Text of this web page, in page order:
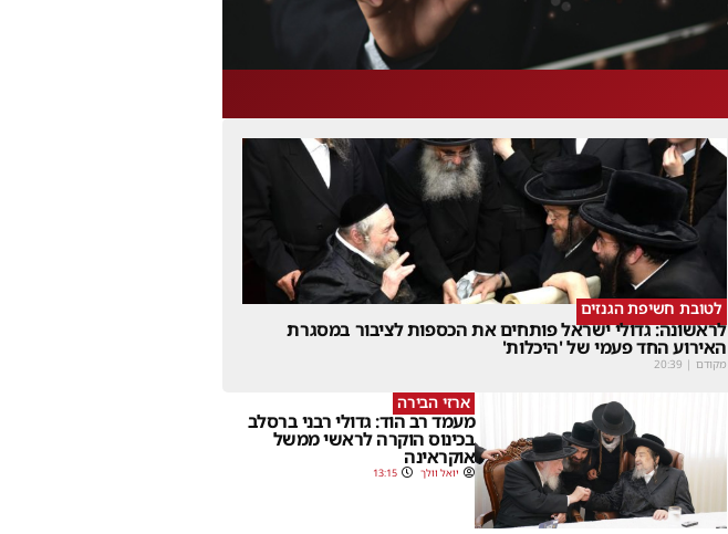
לטובת חשיפת הגנזים
לראשונה: גדולי ישראל פותחים את הכספות לציבור במסגרת
האירוע החד פעמי של 'היכלות'
מקודם |
20:39
ארזי הבירה
מעמד רב הוד: גדולי רבני ברסלב
בכינוס הוקרה לראשי ממשל
אוקראינה
יואל וולך 13:15